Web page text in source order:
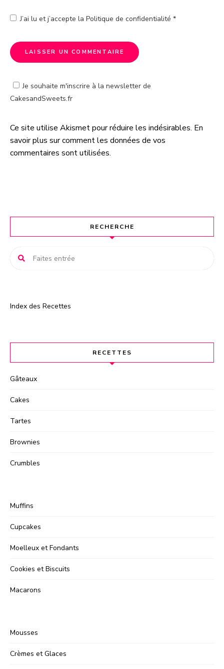
J’ai lu et j’accepte la Politique de confidentialité *
Je souhaite m'inscrire à la newsletter de
CakesandSweets.fr
A
l
t
t
Ce site utilise Akismet pour réduire les indésirables. En
savoir plus sur comment les données de vos
commentaires sont utilisées.
RECHERCHE
Index des Recettes
RECETTES
Gâteaux
Cakes
Tartes
Brownies
Crumbles
Muffins
Cupcakes
Moelleux et Fondants
Cookies et Biscuits
Macarons
Mousses
Crèmes et Glaces